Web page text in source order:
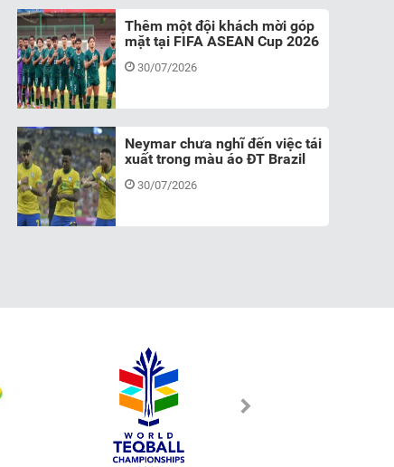
Thêm một đội khách mời góp
mặt tại FIFA ASEAN Cup 2026
30/07/2026
Neymar chưa nghĩ đến việc tái
xuất trong màu áo ĐT Brazil
30/07/2026